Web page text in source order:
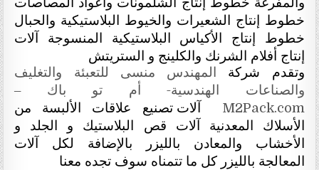
خطوط إنتاج الشعيرات والخيوط البلاستيكية والحبال
خطوط إنتاج الأكياس البلاستيكية المنسوجة آلات
إنتاج أفلام الشرنك والكلينج و الستريتش
وتقدم شركة المهندس منسى للتعبئة والتغليف
والصناعات الهندسية- أم تو باك –
M2Pack.com آلات تصنيع علاقات الألبسة من
الأسلاك المعدنية آلات قص البلاستيك و الجلد و
الأخشاب والمعادن بالليزر بالإضافة لكل آلات
المعالجة بالليزر كل ما تتمناه سوف تجده معنا